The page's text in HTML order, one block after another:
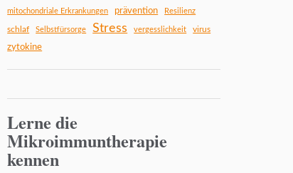
mitochondriale Erkrankungen prävention Resilienz
schlaf Selbstfürsorge Stress vergesslichkeit virus
zytokine
Lerne die
Mikroimmuntherapie
kennen